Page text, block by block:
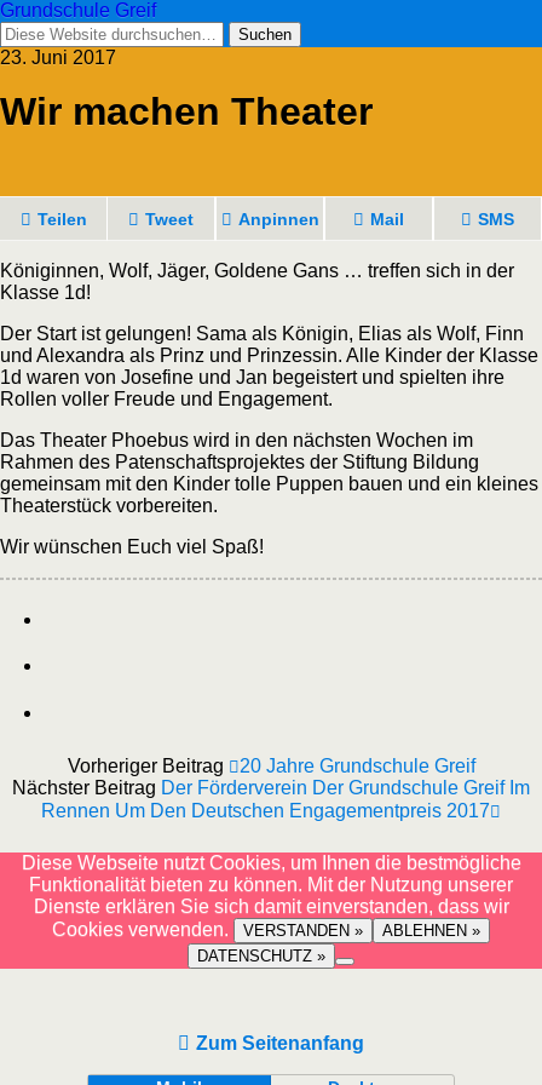
Grundschule Greif
23. Juni 2017
Wir machen Theater
Teilen Tweet Anpinnen Mail SMS
Königinnen, Wolf, Jäger, Goldene Gans … treffen sich in der
Klasse 1d!
Der Start ist gelungen! Sama als Königin, Elias als Wolf, Finn
und Alexandra als Prinz und Prinzessin. Alle Kinder der Klasse
1d waren von Josefine und Jan begeistert und spielten ihre
Rollen voller Freude und Engagement.
Das Theater Phoebus wird in den nächsten Wochen im
Rahmen des Patenschaftsprojektes der Stiftung Bildung
gemeinsam mit den Kinder tolle Puppen bauen und ein kleines
Theaterstück vorbereiten.
Wir wünschen Euch viel Spaß!
Vorheriger Beitrag
20 Jahre Grundschule Greif
Nächster Beitrag Der Förderverein Der Grundschule Greif Im
Rennen Um Den Deutschen Engagementpreis 2017
Diese Webseite nutzt Cookies, um Ihnen die bestmögliche
Funktionalität bieten zu können. Mit der Nutzung unserer
Dienste erklären Sie sich damit einverstanden, dass wir
Cookies verwenden.
VERSTANDEN »
ABLEHNEN »
DATENSCHUTZ »
Zum Seitenanfang